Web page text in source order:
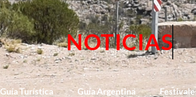
NOTICIAS
Guía Turística Guía Argentina